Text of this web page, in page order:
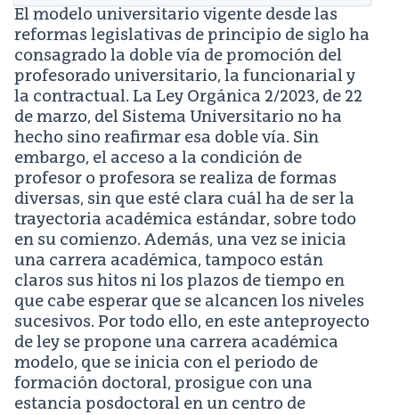
El modelo universitario vigente desde las
reformas legislativas de principio de siglo ha
consagrado la doble vía de promoción del
profesorado universitario, la funcionarial y
la contractual. La Ley Orgánica 2/2023, de 22
de marzo, del Sistema Universitario no ha
hecho sino reafirmar esa doble vía. Sin
embargo, el acceso a la condición de
profesor o profesora se realiza de formas
diversas, sin que esté clara cuál ha de ser la
trayectoria académica estándar, sobre todo
en su comienzo. Además, una vez se inicia
una carrera académica, tampoco están
claros sus hitos ni los plazos de tiempo en
que cabe esperar que se alcancen los niveles
sucesivos. Por todo ello, en este anteproyecto
de ley se propone una carrera académica
modelo, que se inicia con el periodo de
formación doctoral, prosigue con una
estancia posdoctoral en un centro de